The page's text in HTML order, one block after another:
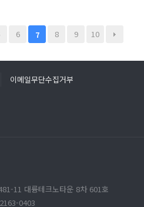
6 7 8 9 10
이메일무단수집거부
11 대륭테크노타운 8차 601호
0403